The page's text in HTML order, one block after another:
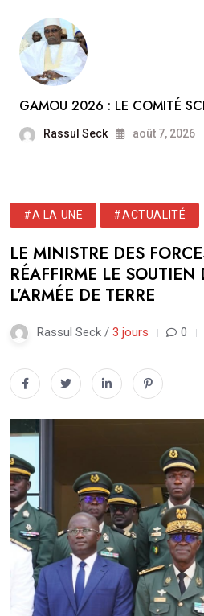
GAMOU 2026 : LE COMITÉ
Rassul Seck août 7, 2026
#A LA UNE #ACTUALITÉ
LE MINISTRE DES
RÉAFFIRME LE SOUTIEN
L’ARMÉE DE TERRE
Rassul Seck / 3 jours 0